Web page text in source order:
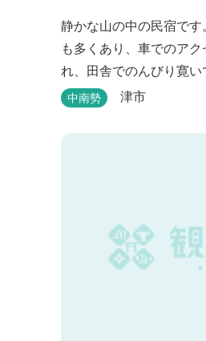
静かな山の中の民宿で
も多くあり、車でのア
れ、田舎でのんびり寛い
中南勢 津市